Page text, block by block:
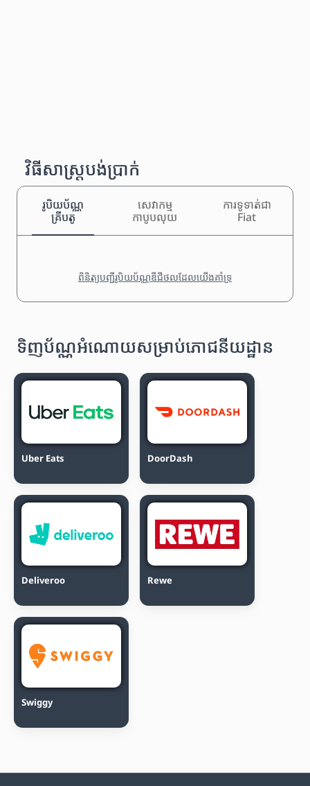
វិធីសាស្រ្តបង់ប្រាក់
រូបិយប័ណ្ណ
គ្រីបតូ
សេវាកម្ម
កាបូបលុយ
ការទូទាត់ជា
Fiat
ពិនិត្យបញ្ជីរូបិយប័ណ្ណឌីជីថលដែលយើងគាំទ្រ
ទិញប័ណ្ណអំណោយសម្រាប់ភោជនីយដ្ឋាន
Uber Eats DoorDash
Deliveroo Rewe
Swiggy